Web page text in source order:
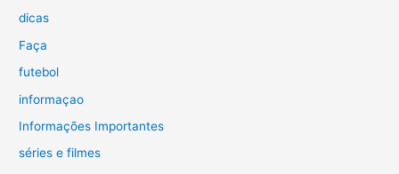
dicas
Faça
futebol
informaçao
Informações Importantes
séries e filmes